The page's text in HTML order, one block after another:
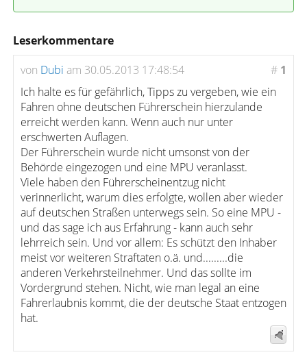
Leserkommentare
von Dubi am 30.05.2013 17:48:54 # 1
Ich halte es für gefährlich, Tipps zu vergeben, wie ein
Fahren ohne deutschen Führerschein hierzulande
erreicht werden kann. Wenn auch nur unter
erschwerten Auflagen.
Der Führerschein wurde nicht umsonst von der
Behörde eingezogen und eine MPU veranlasst.
Viele haben den Führerscheinentzug nicht
verinnerlicht, warum dies erfolgte, wollen aber wieder
auf deutschen Straßen unterwegs sein. So eine MPU -
und das sage ich aus Erfahrung - kann auch sehr
lehrreich sein. Und vor allem: Es schützt den Inhaber
meist vor weiteren Straftaten o.ä. und.........die
anderen Verkehrsteilnehmer. Und das sollte im
Vordergrund stehen. Nicht, wie man legal an eine
Fahrerlaubnis kommt, die der deutsche Staat entzogen
hat.